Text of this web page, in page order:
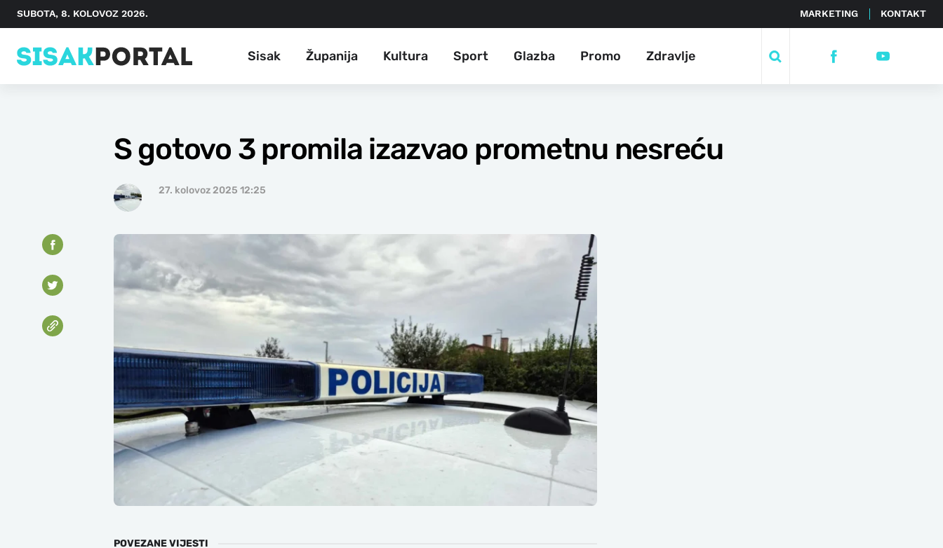
SUBOTA, 8. KOLOVOZ 2026. MARKETING KONTAKT
Sisak Županija Kultura Sport Glazba Promo Zdravlje
S gotovo 3 promila izazvao prometnu nesreću
27. kolovoz 2025 12:25
POVEZANE VIJESTI